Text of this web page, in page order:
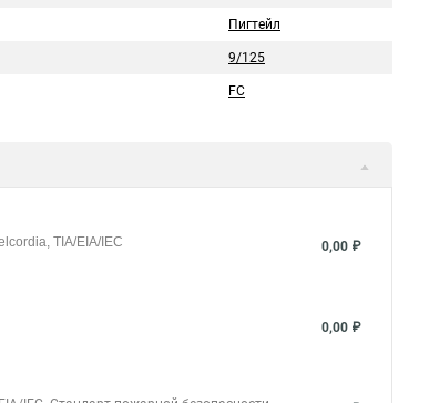
Пигтейл
9/125
FC
TIA/EIA/IEC 0,00 ₽
0,00 ₽